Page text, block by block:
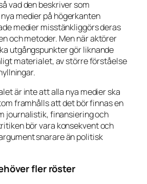
vad den beskriver som
medier på högerkanten
medier misstänkliggörs deras
och metoder. Men när aktörer
utgångspunkter gör liknande
materialet, av större förståelse
är inte att alla nya medier ska
framhålls att det bör finnas en
journalistik, finansiering och
bör vara konsekvent och
snarare än politisk
fler röster